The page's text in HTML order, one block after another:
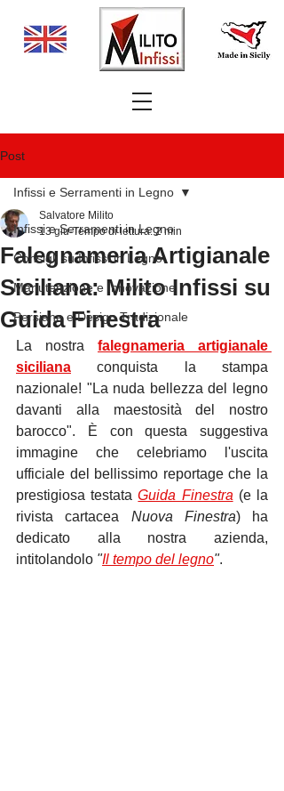
Post
Infissi e Serramenti in Legno
Consigli su Infissi in Legno
Manutenzione e Innovazione
Persiane e Design Tradizionale
Infissi e Serramenti in Legno
Falegnameria Artigianale
Siciliana: Milito Infissi su
Guida Finestra
Salvatore Milito
13 giu Tempo di lettura: 2 min
La nostra falegnameria artigianale
siciliana conquista la stampa
nazionale! "La nuda bellezza del legno
davanti alla maestosità del nostro
barocco". È con questa suggestiva
immagine che celebriamo l'uscita
ufficiale del bellissimo reportage che la
prestigiosa testata Guida Finestra (e la
rivista cartacea Nuova Finestra) ha
dedicato alla nostra azienda,
intitolandolo "Il tempo del legno".